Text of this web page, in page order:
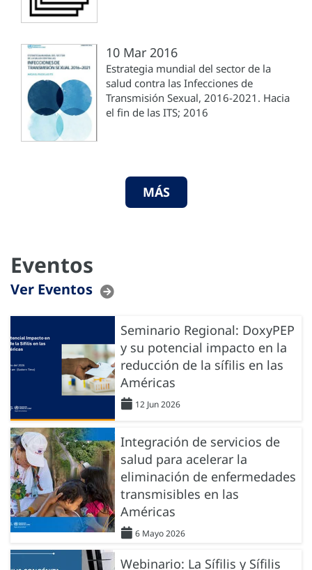
10 Mar 2016
Estrategia mundial del sector de la
salud contra las Infecciones de
Transmisión Sexual, 2016-2021. Hacia
el fin de las ITS; 2016
MÁS
Eventos
Ver Eventos
Seminario Regional: DoxyPEP
y su potencial impacto en la
reducción de la sífilis en las
Américas
12 Jun 2026
Integración de servicios de
salud para acelerar la
eliminación de enfermedades
transmisibles en las
Américas
6 Mayo 2026
Webinario: La Sífilis y Sífilis